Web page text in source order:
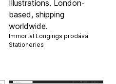
Illustrations. London-
based, shipping
worldwide.
Immortal Longings prodává
Stationeries